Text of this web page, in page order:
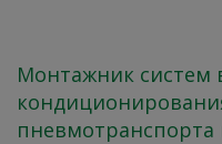
Монтажник систем